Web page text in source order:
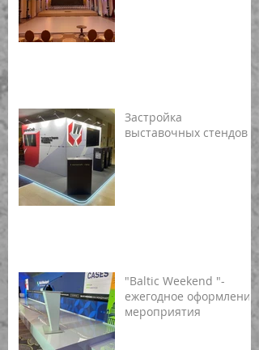
Застройка
выставочных стендов
"Baltic Weekend "-
ежегодное оформление
мероприятия